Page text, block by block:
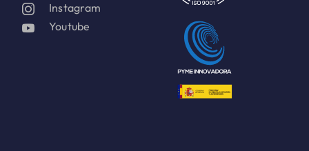
Instagram
Youtube